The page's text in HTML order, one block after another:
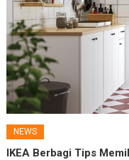
NEWS
IKEA Berbagi Tips